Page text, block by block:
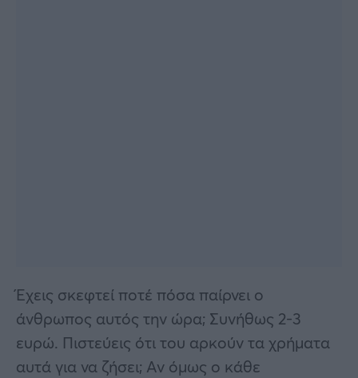
Έχεις σκεφτεί ποτέ πόσα παίρνει ο
άνθρωπος αυτός την ώρα; Συνήθως 2-3
ευρώ. Πιστεύεις ότι του αρκούν τα χρήματα
αυτά για να ζήσει; Αν όμως ο κάθε